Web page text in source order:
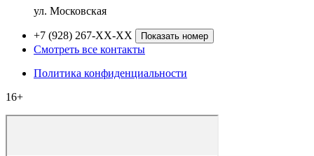
ул. Московская
+7 (928) 267-XX-XX Показать номер
Смотреть все контакты
Политика конфиденциальности
16+